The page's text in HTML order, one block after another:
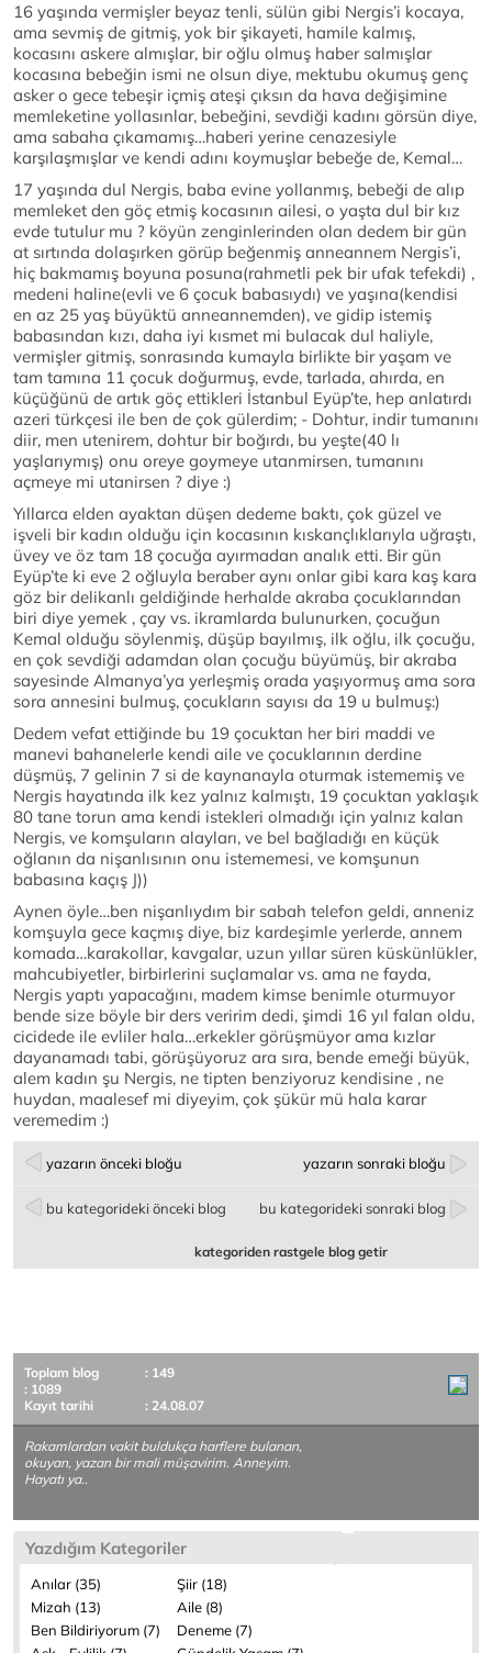
16 yaşında vermişler beyaz tenli, sülün gibi Nergis’i kocaya,
ama sevmiş de gitmiş, yok bir şikayeti, hamile kalmış,
kocasını askere almışlar, bir oğlu olmuş haber salmışlar
kocasına bebeğin ismi ne olsun diye, mektubu okumuş genç
asker o gece tebeşir içmiş ateşi çıksın da hava değişimine
memleketine yollasınlar, bebeğini, sevdiği kadını görsün diye,
ama sabaha çıkamamış…haberi yerine cenazesiyle
karşılaşmışlar ve kendi adını koymuşlar bebeğe de, Kemal…
17 yaşında dul Nergis, baba evine yollanmış, bebeği de alıp
memleket den göç etmiş kocasının ailesi, o yaşta dul bir kız
evde tutulur mu ? köyün zenginlerinden olan dedem bir gün
at sırtında dolaşırken görüp beğenmiş anneannem Nergis’i,
hiç bakmamış boyuna posuna(rahmetli pek bir ufak tefekdi) ,
medeni haline(evli ve 6 çocuk babasıydı) ve yaşına(kendisi
en az 25 yaş büyüktü anneannemden), ve gidip istemiş
babasından kızı, daha iyi kısmet mi bulacak dul haliyle,
vermişler gitmiş, sonrasında kumayla birlikte bir yaşam ve
tam tamına 11 çocuk doğurmuş, evde, tarlada, ahırda, en
küçüğünü de artık göç ettikleri İstanbul Eyüp’te, hep anlatırdı
azeri türkçesi ile ben de çok gülerdim; - Dohtur, indir tumanını
diir, men utenirem, dohtur bir boğırdı, bu yeşte(40 lı
yaşlarıymış) onu oreye goymeye utanmirsen, tumanını
açmeye mi utanirsen ? diye :)
Yıllarca elden ayaktan düşen dedeme baktı, çok güzel ve
işveli bir kadın olduğu için kocasının kıskançlıklarıyla uğraştı,
üvey ve öz tam 18 çocuğa ayırmadan analık etti. Bir gün
Eyüp’te ki eve 2 oğluyla beraber aynı onlar gibi kara kaş kara
göz bir delikanlı geldiğinde herhalde akraba çocuklarından
biri diye yemek , çay vs. ikramlarda bulunurken, çocuğun
Kemal olduğu söylenmiş, düşüp bayılmış, ilk oğlu, ilk çocuğu,
en çok sevdiği adamdan olan çocuğu büyümüş, bir akraba
sayesinde Almanya’ya yerleşmiş orada yaşıyormuş ama sora
sora annesini bulmuş, çocukların sayısı da 19 u bulmuş:)
Dedem vefat ettiğinde bu 19 çocuktan her biri maddi ve
manevi bahanelerle kendi aile ve çocuklarının derdine
düşmüş, 7 gelinin 7 si de kaynanayla oturmak istememiş ve
Nergis hayatında ilk kez yalnız kalmıştı, 19 çocuktan yaklaşık
80 tane torun ama kendi istekleri olmadığı için yalnız kalan
Nergis, ve komşuların alayları, ve bel bağladığı en küçük
oğlanın da nişanlısının onu istememesi, ve komşunun
babasına kaçış J))
Aynen öyle…ben nişanlıydım bir sabah telefon geldi, anneniz
komşuyla gece kaçmış diye, biz kardeşimle yerlerde, annem
komada…karakollar, kavgalar, uzun yıllar süren küskünlükler,
mahcubiyetler, birbirlerini suçlamalar vs. ama ne fayda,
Nergis yaptı yapacağını, madem kimse benimle oturmuyor
bende size böyle bir ders veririm dedi, şimdi 16 yıl falan oldu,
cicidede ile evliler hala…erkekler görüşmüyor ama kızlar
dayanamadı tabi, görüşüyoruz ara sıra, bende emeği büyük,
alem kadın şu Nergis, ne tipten benziyoruz kendisine , ne
huydan, maalesef mi diyeyim, çok şükür mü hala karar
veremedim :)
yazarın önceki bloğu yazarın sonraki bloğu
bu kategorideki önceki blog bu kategorideki sonraki blog
kategoriden rastgele blog getir
Toplam blog
: 149
: 1089
Kayıt tarihi
: 24.08.07
Rakamlardan vakit buldukça harflere bulanan,
okuyan, yazan bir mali müşavirim. Anneyim.
Hayatı ya..
Yazdığım Kategoriler
Anılar (35)
Şiir (18)
Mizah (13)
Aile (8)
Ben Bildiriyorum (7)
Deneme (7)